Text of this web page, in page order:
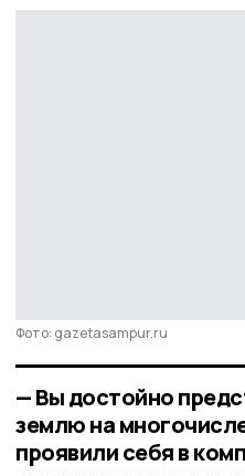
Фото: gazetasampur.ru
— Вы достойно
землю на
проявили себя в